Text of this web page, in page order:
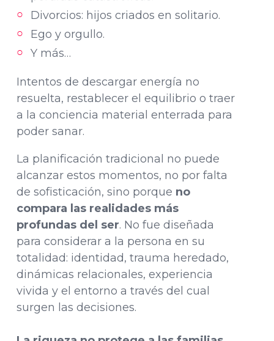
Divorcios: hijos criados en solitario.
Ego y orgullo.
Y más…
Intentos de descargar energía no
resuelta, restablecer el equilibrio o traer
a la conciencia material enterrada para
poder sanar.
La planificación tradicional no puede
alcanzar estos momentos, no por falta
de sofisticación, sino porque no
compara las realidades más
profundas del ser. No fue diseñada
para considerar a la persona en su
totalidad: identidad, trauma heredado,
dinámicas relacionales, experiencia
vivida y el entorno a través del cual
surgen las decisiones.